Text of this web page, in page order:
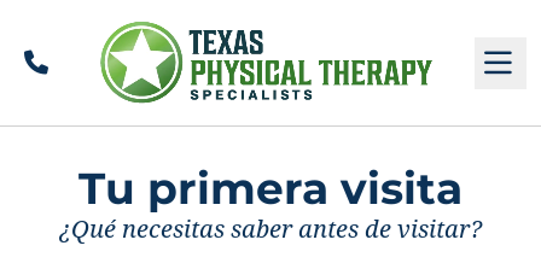
Llamar
Tu primera visita
¿Qué necesitas saber antes de visitar?